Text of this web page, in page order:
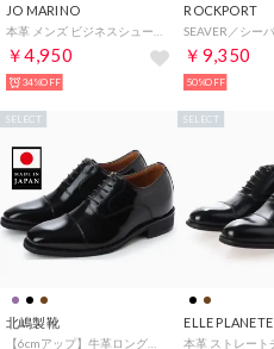
JO MARINO
￥4,950
34%OFF
ROCKPORT
￥9,350
50%OFF
北嶋製靴
SELECT
ELLE PLANETE
SELECT